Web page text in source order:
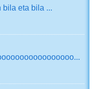
eta bila ...